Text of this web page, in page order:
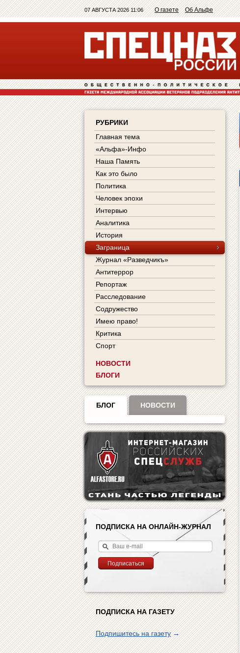
07 АВГУСТА 2026 11:06 О газете Об Альфе
РУБРИКИ
Главная тема
«Альфа»-Инфо
Наша Память
Как это было
Политика
Человек эпохи
Интервью
Аналитика
История
Заграница
Журнал «Разведчикъ»
Антитеррор
Репортаж
Расследование
Содружество
Имею право!
Критика
Спорт
НОВОСТИ
БЛОГИ
БЛОГ НОВОСТИ
ПОДПИСКА НА ОНЛАЙН-ЖУРНАЛ
ПОДПИСКА НА ГАЗЕТУ
Подпишитесь на газету→